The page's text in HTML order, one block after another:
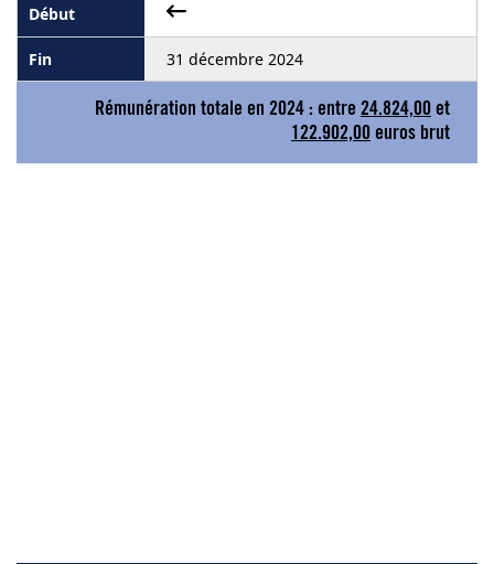
31 décembre 2024
Rémunération totale en 2024 : entre 24.824,00 et
122.902,00 euros brut